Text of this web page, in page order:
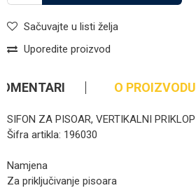
Sačuvajte u listi želja
Uporedite proizvod
O PROIZVODU
SIFON ZA PISOAR, VERTIKALNI PRIKLOP
Šifra artikla: 196030
Namjena
Za priključivanje pisoara